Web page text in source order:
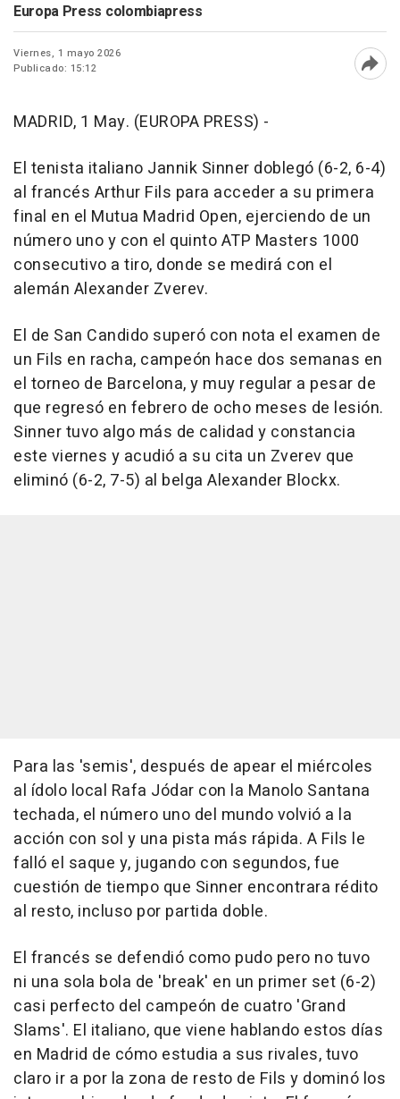
Europa Press colombiapress
Viernes, 1 mayo 2026
Publicado: 15:12
MADRID, 1 May. (EUROPA PRESS) -
El tenista italiano Jannik Sinner doblegó (6-2, 6-4)
al francés Arthur Fils para acceder a su primera
final en el Mutua Madrid Open, ejerciendo de un
número uno y con el quinto ATP Masters 1000
consecutivo a tiro, donde se medirá con el
alemán Alexander Zverev.
El de San Candido superó con nota el examen de
un Fils en racha, campeón hace dos semanas en
el torneo de Barcelona, y muy regular a pesar de
que regresó en febrero de ocho meses de lesión.
Sinner tuvo algo más de calidad y constancia
este viernes y acudió a su cita un Zverev que
eliminó (6-2, 7-5) al belga Alexander Blockx.
Para las 'semis', después de apear el miércoles
al ídolo local Rafa Jódar con la Manolo Santana
techada, el número uno del mundo volvió a la
acción con sol y una pista más rápida. A Fils le
falló el saque y, jugando con segundos, fue
cuestión de tiempo que Sinner encontrara rédito
al resto, incluso por partida doble.
El francés se defendió como pudo pero no tuvo
ni una sola bola de 'break' en un primer set (6-2)
casi perfecto del campeón de cuatro 'Grand
Slams'. El italiano, que viene hablando estos días
en Madrid de cómo estudia a sus rivales, tuvo
claro ir a por la zona de resto de Fils y dominó los